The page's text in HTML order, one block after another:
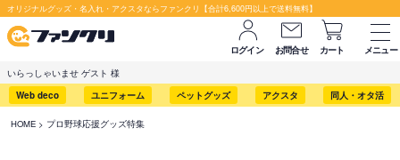
オリジナルグッズ・名入れ・アクスタならファンクリ【合計6,600円以上で送料無料】
ログイン お問合せ カート
メニュー
いらっしゃいませ ゲスト 様
Web deco
ユニフォーム ペットグッズ アクスタ 同人・オタ活
HOME プロ野球応援グッズ特集